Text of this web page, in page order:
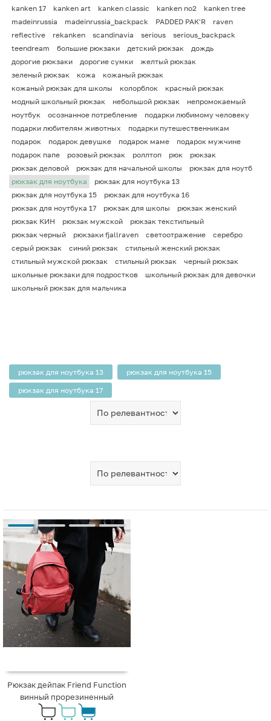
kanken 17
kanken art kanken classic kanken no2
kanken tree
madeinrussia
madeinrussia_backpack PADDED PAK'R
raven
reflective
rekanken scandinavia serious
serious_backpack
teendream
большие рюкзаки детский рюкзак
дождь
дорогие рюкзаки
дорогие сумки
желтый рюкзак
зеленый рюкзак
кожа
кожаный рюкзак
кожаный рюкзак для школы
колорблок
красный рюкзак
модный школьный рюкзак
небольшой рюкзак
непромокаемый
ноутбук
осознанное потребление
подарки любимому человеку
подарки любителям животных
подарки путешественникам
подарок
подарок девушке подарок маме
подарок мужчине
подарок папе
розовый рюкзак роллтоп рюк
рюкзак
рюкзак деловой
рюкзак для начальной школы
рюкзак для ноутб
рюкзак для ноутбука
рюкзак для ноутбука 13
рюкзак для ноутбука 15
рюкзак для ноутбука 16
рюкзак для ноутбука 17
рюкзак для школы
рюкзак женский
рюкзак КИН
рюкзак мужской
рюкзак текстильный
рюкзак черный
рюкзаки fjallraven светоотражение
серебро
серый рюкзак
синий рюкзак
стильный женский рюкзак
стильный мужской рюкзак
стильный рюкзак
черный рюкзак
школьные рюкзаки для подростков
школьный рюкзак для девочки
школьный рюкзак для мальчика
рюкзак для ноутбука 13
рюкзак для ноутбука 15
рюкзак для ноутбука 17
Рюкзак дейпак Friend Function
винный прорезиненный